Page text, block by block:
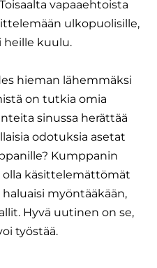
vapaaehtoista
ulkopuolisille,
heille kuulu.
hieman lähemmäksi
on tutkia omia
sinussa herättää
odotuksia asetat
Kumppanin
olla käsittelemättömät
myöntääkään,
Hyvä uutinen on se,
työstää.